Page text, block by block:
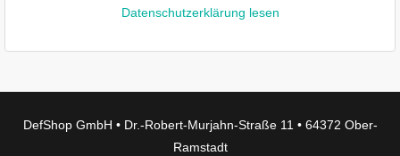
Datenschutzerklärung lesen
DefShop GmbH • Dr.-Robert-Murjahn-Straße 11 • 64372 Ober-
Ramstadt